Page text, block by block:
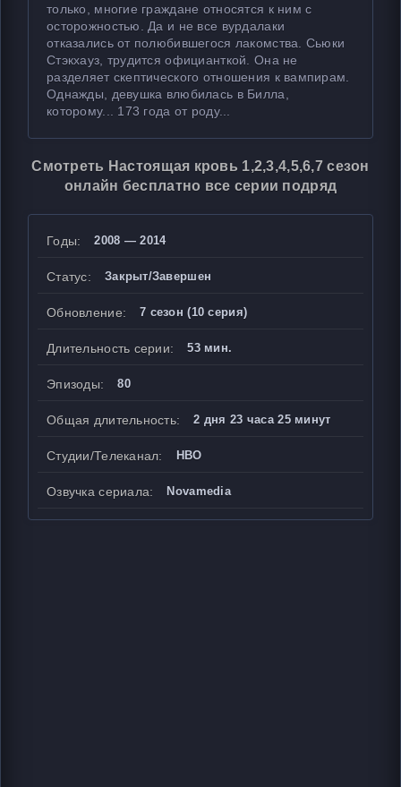
только, многие граждане относятся к ним с
осторожностью. Да и не все вурдалаки
отказались от полюбившегося лакомства. Сьюки
Стэкхауз, трудится официанткой. Она не
разделяет скептического отношения к вампирам.
Однажды, девушка влюбилась в Билла,
которому... 173 года от роду...
Смотреть Настоящая кровь 1,2,3,4,5,6,7 сезон
онлайн бесплатно все серии подряд
Годы: 2008 — 2014
Статус: Закрыт/Завершен
Обновление: 7 сезон (10 серия)
Длительность серии: 53 мин.
Эпизоды: 80
Общая длительность: 2 дня 23 часа 25 минут
Студии/Телеканал: HBO
Озвучка сериала: Novamedia